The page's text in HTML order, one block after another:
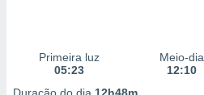
Primeira luz
05:23
Meio-dia
12:10